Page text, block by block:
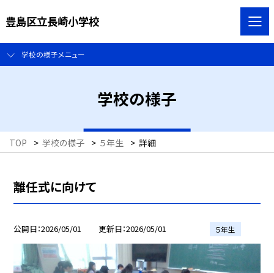
豊島区立長崎小学校
学校の様子メニュー
学校の様子
TOP > 学校の様子 > ５年生 > 詳細
離任式に向けて
公開日 2026/05/01 更新日 2026/05/01 ５年生